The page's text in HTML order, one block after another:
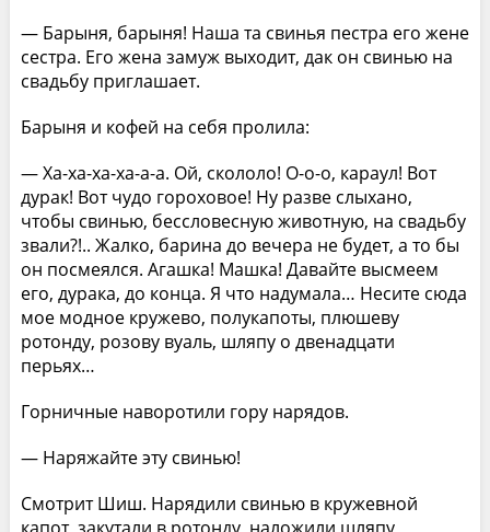
— Барыня, барыня! Наша та свинья пестра его жене
сестра. Его жена замуж выходит, дак он свинью на
свадьбу приглашает.
Барыня и кофей на себя пролила:
— Ха-ха-ха-ха-а-а. Ой, скололо! О-о-о, караул! Вот
дурак! Вот чудо гороховое! Ну разве слыхано,
чтобы свинью, бессловесную животную, на свадьбу
звали?!.. Жалко, барина до вечера не будет, а то бы
он посмеялся. Агашка! Машка! Давайте высмеем
его, дурака, до конца. Я что надумала… Несите сюда
мое модное кружево, полукапоты, плюшеву
ротонду, розову вуаль, шляпу о двенадцати
перьях…
Горничные наворотили гору нарядов.
— Наряжайте эту свинью!
Смотрит Шиш. Нарядили свинью в кружевной